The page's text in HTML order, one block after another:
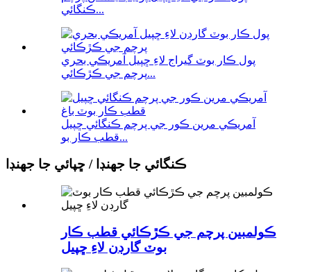
ڪنگائي...
پول ڪار بوٽ گيراج لاءِ ڇپيل آمريڪي بحري
پرچم جي ڪڙڪائي...
آمريڪي مرين ڪور جي پرچم ڪنگائي ڇپيل
قطب ڪار بو...
ڪنگائي جا جهنڊا / ڇپائي جا جهنڊا
ڪولمبين پرچم جي ڪڙڪائي قطب ڪار
بوٽ گارڊن لاءِ ڇپيل